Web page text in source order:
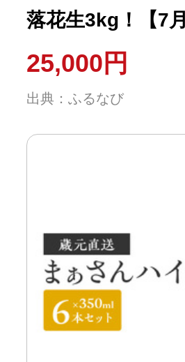
落花生3kg！【7
落花生
25,000円
出典：ふるなび